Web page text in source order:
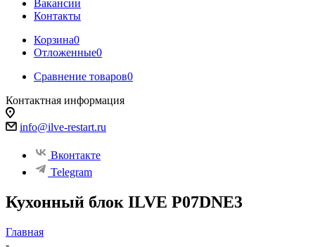
Вакансии
Контакты
Корзина0
Отложенные0
Сравнение товаров0
Контактная информация
info@ilve-restart.ru
Вконтакте
Telegram
Кухонный блок ILVE P07DNE3
Главная
-